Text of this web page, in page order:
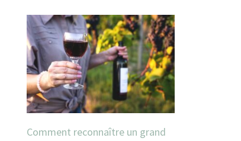
Comment reconnaître un grand